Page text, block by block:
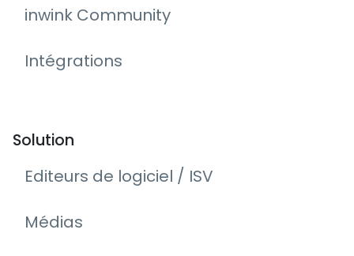
inwink Community
Intégrations
Solution
Editeurs de logiciel / ISV
Médias